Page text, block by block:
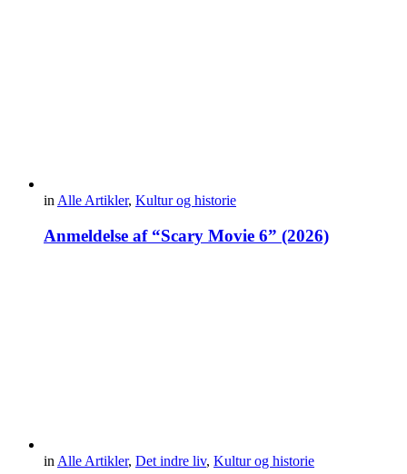
in Alle Artikler, Kultur og historie
Anmeldelse af “Scary Movie 6” (2026)
in Alle Artikler, Det indre liv, Kultur og historie